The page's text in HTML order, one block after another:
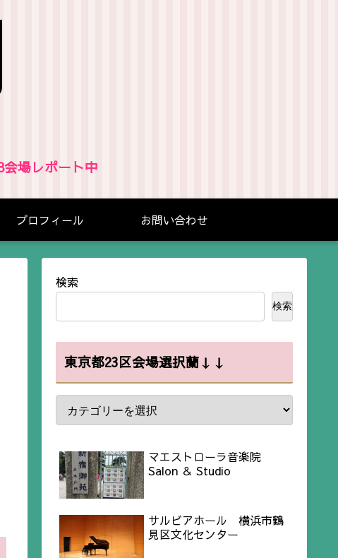
場レポート中
プロフィール お問い合わせ
検索
検索
東京都23区会場選択蘭↓↓
マエストローラ音楽院
Salon ＆ Studio
サルビアホール 横浜市鶴
見区文化センター